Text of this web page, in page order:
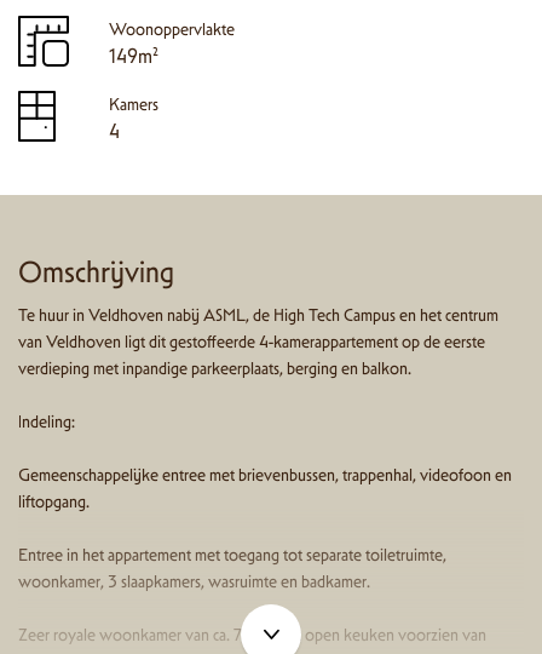
Woonoppervlakte
149m²
Kamers
4
Omschrijving
Te huur in Veldhoven nabij ASML, de High Tech Campus en het centrum
van Veldhoven ligt dit gestoffeerde 4-kamerappartement op de eerste
verdieping met inpandige parkeerplaats, berging en balkon.
Indeling:
Gemeenschappelijke entree met brievenbussen, trappenhal, videofoon en
liftopgang.
Entree in het appartement met toegang tot separate toiletruimte,
woonkamer, 3 slaapkamers, wasruimte en badkamer.
Zeer royale woonkamer van ca. 77 m² met open keuken voorzien van